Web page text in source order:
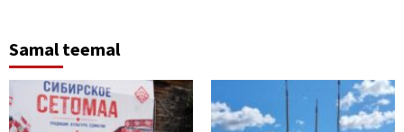
Samal teemal